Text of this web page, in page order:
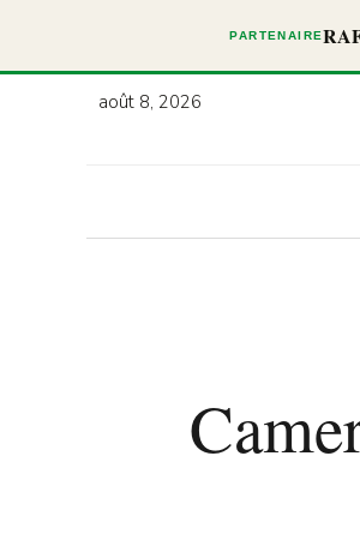
PARTENAIRE
août 8, 2026